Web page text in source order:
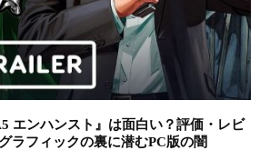
エンハンスト』は面白い？評価・レビ
ラフィックの裏に潜むPC版の闇